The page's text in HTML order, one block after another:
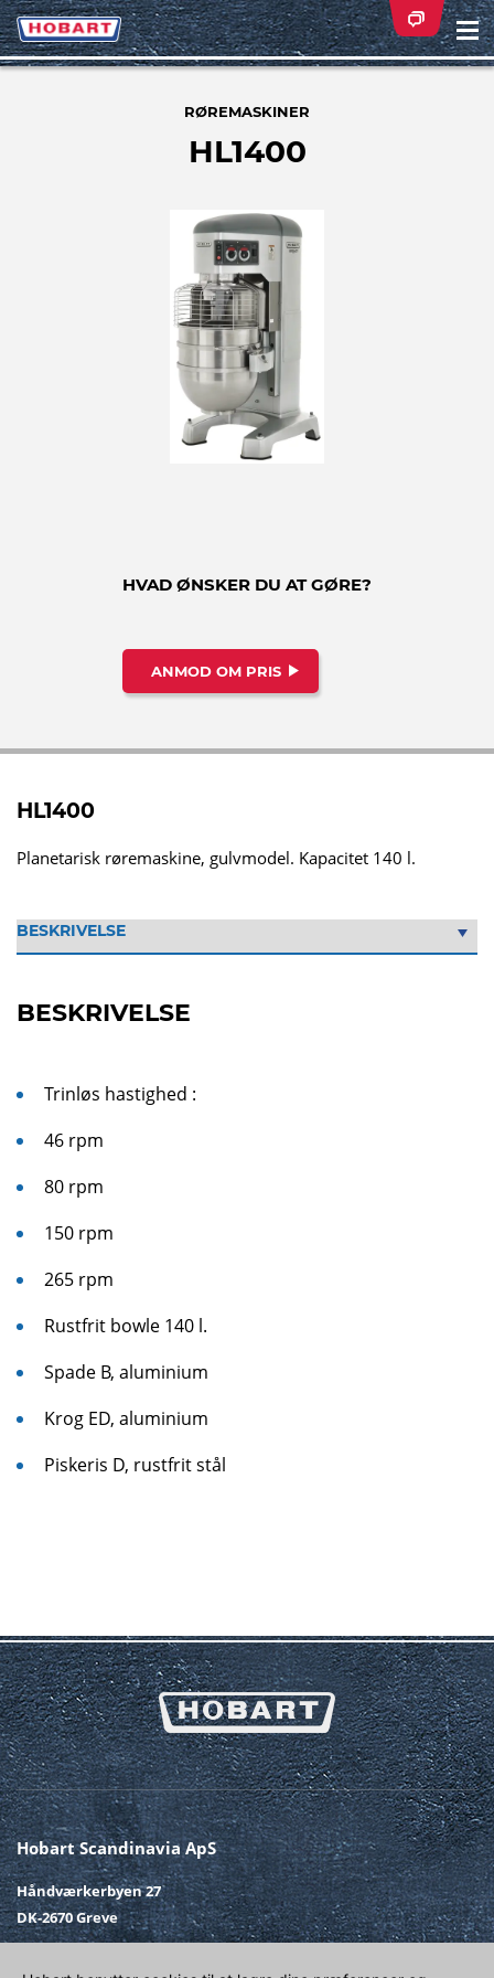
RØREMASKINER
HL1400
HVAD ØNSKER DU AT GØRE?
ANMOD OM PRIS
HL1400
Planetarisk røremaskine, gulvmodel. Kapacitet 140 l.
BESKRIVELSE
Trinløs hastighed :
46 rpm
80 rpm
150 rpm
265 rpm
Rustfrit bowle 140 l.
Spade B, aluminium
Krog ED, aluminium
Piskeris D, rustfrit stål
Hobart Scandinavia ApS
Håndværkerbyen 27
DK-2670 Greve